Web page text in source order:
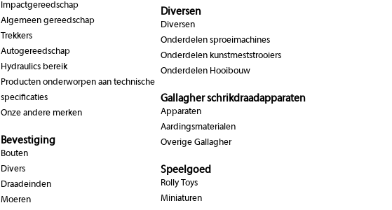
Impactgereedschap
Algemeen gereedschap
Trekkers
Autogereedschap
Hydraulics bereik
Producten onderworpen aan technische
specificaties
Onze andere merken
Bevestiging
Bouten
Divers
Draadeinden
Moeren
Diversen
Diversen
Onderdelen sproeimachines
Onderdelen kunstmeststrooiers
Onderdelen Hooibouw
Gallagher schrikdraadapparaten
Apparaten
Aardingsmaterialen
Overige Gallagher
Speelgoed
Rolly Toys
Miniaturen